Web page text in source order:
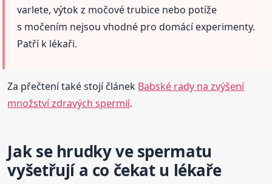
varlete, výtok z močové trubice nebo potíže
s močením nejsou vhodné pro domácí experimenty.
Patří k lékaři.
Za přečtení také stojí článek Babské rady na zvýšení
množství zdravých spermií.
Jak se hrudky ve spermatu
vyšetřují a co čekat u lékaře